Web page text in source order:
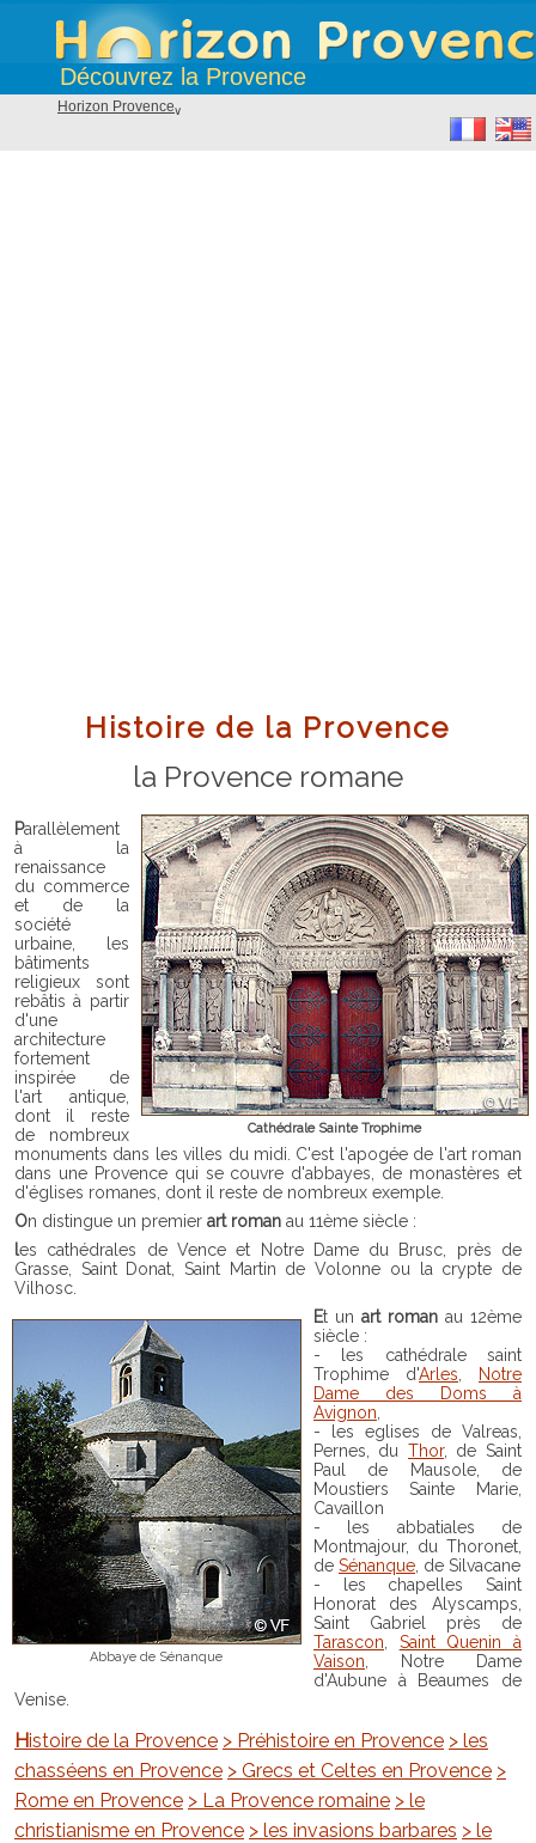
Découvrez la Provence
Horizon Provence
Histoire de la Provence
la Provence romane
Cathédrale Sainte Trophime
Parallèlement
à la
renaissance
du commerce
et de la
société
urbaine, les
bâtiments
religieux sont
rebâtis à partir
d'une
architecture
fortement
inspirée de
l'art antique,
dont il reste
de nombreux
monuments dans les villes du midi. C'est l'apogée de l'art roman
dans une Provence qui se couvre d'abbayes, de monastères et
d'églises romanes, dont il reste de nombreux exemple.
On distingue un premier art roman au 11ème siècle :
les cathédrales de Vence et Notre Dame du Brusc, près de
Grasse, Saint Donat, Saint Martin de Volonne ou la crypte de
Vilhosc.
Abbaye de Sénanque
Et un art roman au 12ème
siècle :
- les cathédrale saint
Trophime d'Arles
Notre
Dame des Doms à
Avignon
- les eglises de Valreas,
Pernes, du Thor, de Saint
Paul de Mausole, de
Moustiers Sainte Marie,
Cavaillon
- les abbatiales de
Montmajour, du Thoronet,
de Sénanque , de Silvacane
- les chapelles Saint
Honorat des Alyscamps,
Saint Gabriel près de
Tarascon
Saint Quenin à
Vaison , Notre Dame
d'Aubune à Beaumes de
Venise.
Histoire de la Provence > Préhistoire en Provence > les
chasséens en Provence > Grecs et Celtes en Provence >
Rome en Provence > La Provence romaine > le
christianisme en Provence > les invasions barbares > le